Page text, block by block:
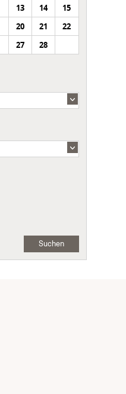
13 14
15
20 21
22
27 28
Suchen